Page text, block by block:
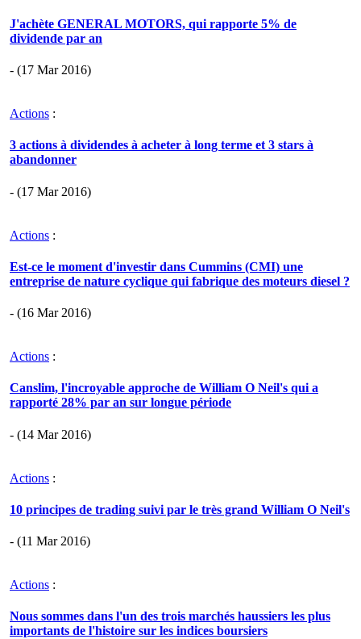
J'achète GENERAL MOTORS, qui rapporte 5% de
dividende par an
- (17 Mar 2016)
Actions :
3 actions à dividendes à acheter à long terme et 3 stars à
abandonner
- (17 Mar 2016)
Actions :
Est-ce le moment d'investir dans Cummins (CMI) une
entreprise de nature cyclique qui fabrique des moteurs diesel ?
- (16 Mar 2016)
Actions :
Canslim, l'incroyable approche de William O Neil's qui a
rapporté 28% par an sur longue période
- (14 Mar 2016)
Actions :
10 principes de trading suivi par le très grand William O Neil's
- (11 Mar 2016)
Actions :
Nous sommes dans l'un des trois marchés haussiers les plus
importants de l'histoire sur les indices boursiers